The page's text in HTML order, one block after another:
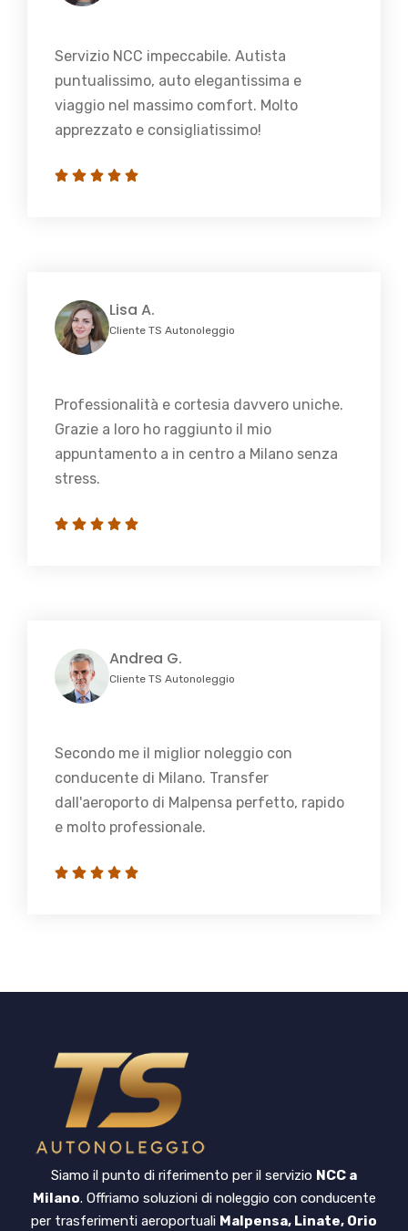
Servizio NCC impeccabile. Autista
puntualissimo, auto elegantissima e
viaggio nel massimo comfort. Molto
apprezzato e consigliatissimo!
Lisa A.
Cliente TS Autonoleggio
Professionalità e cortesia davvero uniche.
Grazie a loro ho raggiunto il mio
appuntamento a in centro a Milano senza
stress.
Andrea G.
Cliente TS Autonoleggio
Secondo me il miglior noleggio con
conducente di Milano. Transfer
dall'aeroporto di Malpensa perfetto, rapido
e molto professionale.
Siamo il punto di riferimento per il servizio NCC a
Milano. Offriamo soluzioni di noleggio con conducente
per trasferimenti aeroportuali Malpensa, Linate, Orio